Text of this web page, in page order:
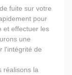
fuite sur votre
pour
et effectuer les
une
l'intégrité de
réalisons la